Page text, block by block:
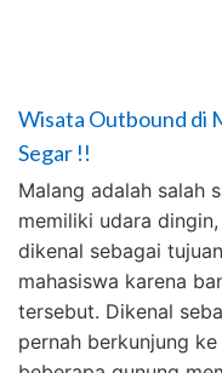
Wisata Outbound di
Segar !!
Malang adalah salah
memiliki udara
dikenal sebagai
mahasiswa karena
tersebut. Dikenal
pernah berkunjung